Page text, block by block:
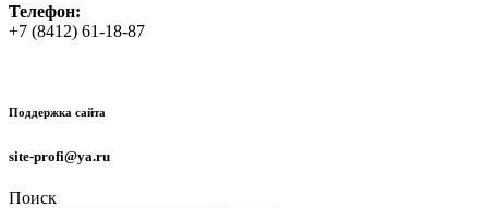
Телефон:
+7 (8412) 61-18-87
Поддержка сайта
site-profi@ya.ru
Поиск